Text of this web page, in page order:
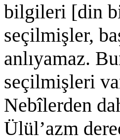
bilgileri [din
seçilmişler,
anlıyamaz.
seçilmişleri
Nebîlerden
Ülül’azm